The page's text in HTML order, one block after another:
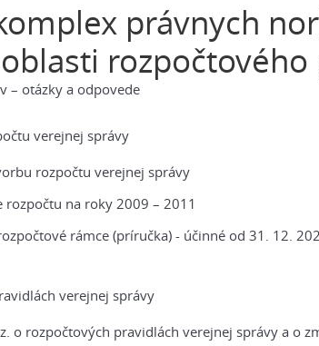
právnych
rozpočtového
– otázky a odpovede
verejnej správy
rozpočtu verejnej správy
rozpočtu na roky 2009 – 2011
rámce (príručka) - účinné od 31. 12.
verejnej správy
o rozpočtových pravidlách verejnej správy a o